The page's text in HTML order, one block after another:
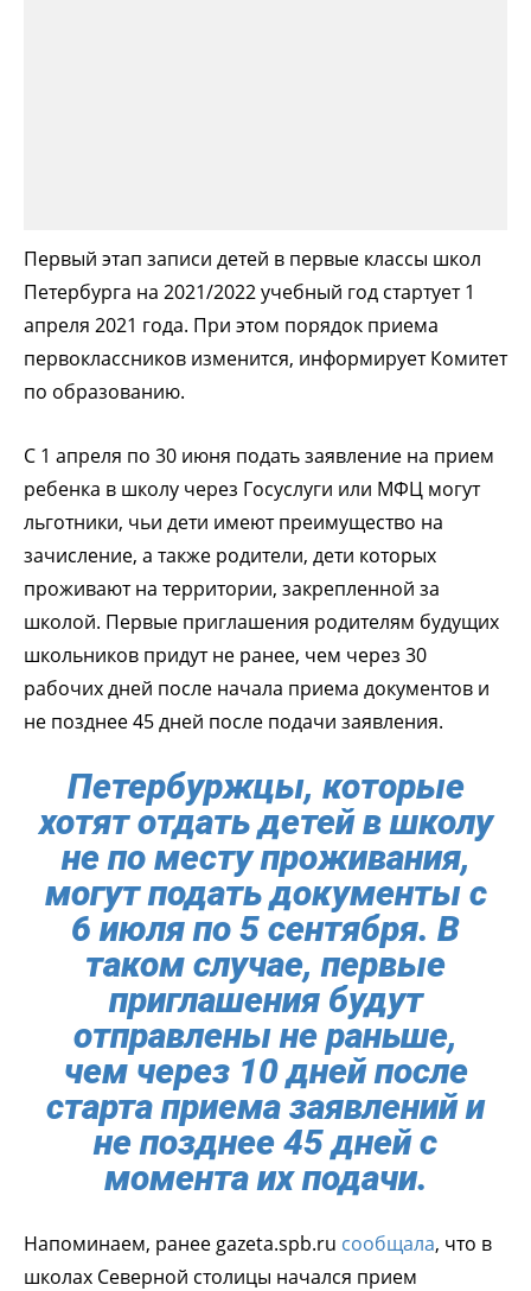
Первый этап записи детей в первые классы школ
Петербурга на 2021/2022 учебный год стартует 1
апреля 2021 года. При этом порядок приема
первоклассников изменится, информирует Комитет
по образованию.
С 1 апреля по 30 июня подать заявление на прием
ребенка в школу через Госуслуги или МФЦ могут
льготники, чьи дети имеют преимущество на
зачисление, а также родители, дети которых
проживают на территории, закрепленной за
школой. Первые приглашения родителям будущих
школьников придут не ранее, чем через 30
рабочих дней после начала приема документов и
не позднее 45 дней после подачи заявления.
Петербуржцы, которые
хотят отдать детей в школу
не по месту проживания,
могут подать документы с
6 июля по 5 сентября. В
таком случае, первые
приглашения будут
отправлены не раньше,
чем через 10 дней после
старта приема заявлений и
не позднее 45 дней с
момента их подачи.
Напоминаем, ранее gazeta.spb.ru сообщала, что в
школах Северной столицы начался прием